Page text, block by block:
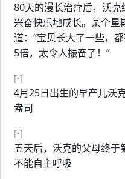
80天的漫长治疗后，沃
兴奋快乐地成长。某个星
道：“宝贝长大了一些，
5倍，太令人振奋了！”
[-]
4月25日出生的早产儿沃
盎司
[-]
五天后，沃克的父母终
不能自主呼吸